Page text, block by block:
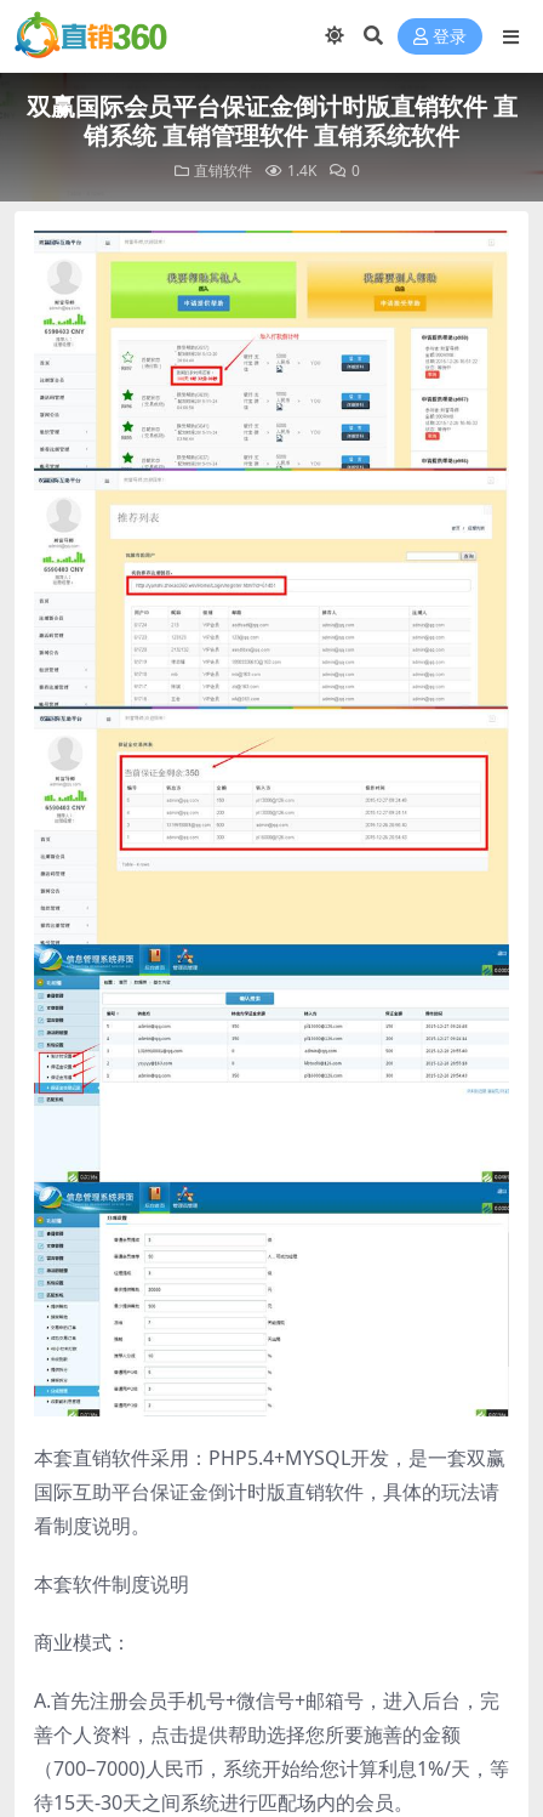
登录
双赢国际会员平台保证金倒计时版直销软件 直
销系统 直销管理软件 直销系统软件
直销软件 1.4K 0
本套直销软件采用：PHP5.4+MYSQL开发，是一套双赢
国际互助平台保证金倒计时版直销软件，具体的玩法请
看制度说明。
本套软件制度说明
商业模式：
A.首先注册会员手机号+微信号+邮箱号，进入后台，完
善个人资料，点击提供帮助选择您所要施善的金额
（700–7000)人民币，系统开始给您计算利息1%/天，等
待15天-30天之间系统进行匹配场内的会员。